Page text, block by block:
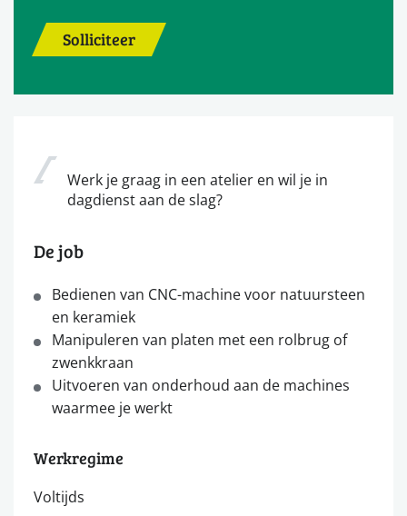
Solliciteer
Werk je graag in een atelier en wil je in
dagdienst aan de slag?
De job
Bedienen van CNC-machine voor natuursteen
en keramiek
Manipuleren van platen met een rolbrug of
zwenkkraan
Uitvoeren van onderhoud aan de machines
waarmee je werkt
Werkregime
Voltijds